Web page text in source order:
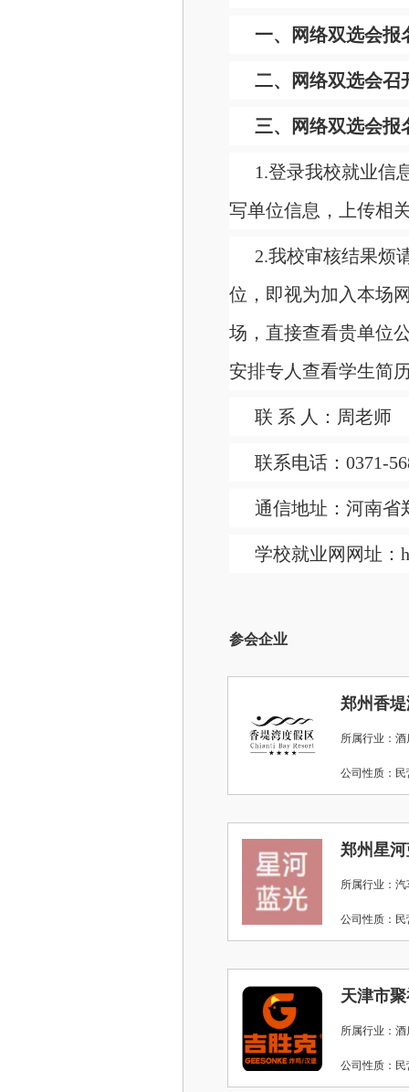
一、网络双选会报
二、网络双选会召
三、网络双选会报
1.登录我校就业信
写单位信息，上传相
2.我校审核结果烦
位，即视为加入本场
场，直接查看贵单位
安排专人查看学生简
联 系 人：周老师
联系电话：0371-
通信地址：河南省
学校就业网网址：
参会企业
郑州香
所属行业：酒
公司性质
郑州星
所属行业：
公司性质
天津市
所属行业：酒
公司性质